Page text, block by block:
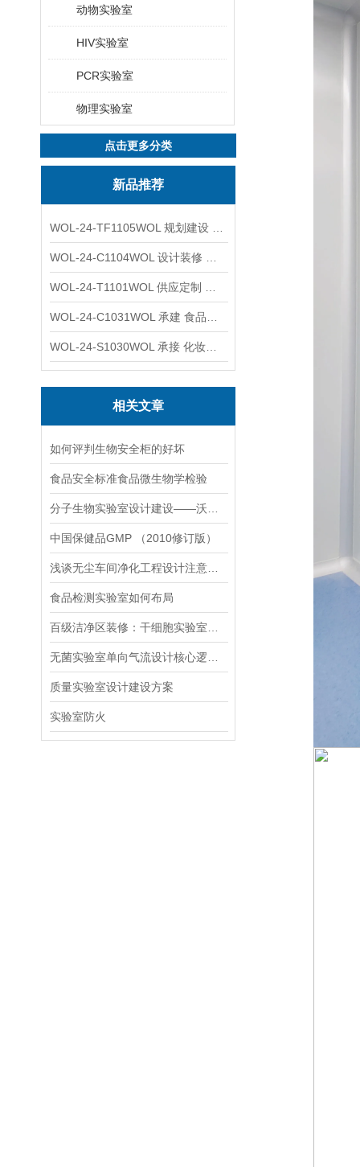
动物实验室
HIV实验室
PCR实验室
物理实验室
点击更多分类
新品推荐
相关文章
如何评判生物安全柜的好坏
食品安全标准食品微生物学检验
中国保健品GMP （2010修订版）
食品检测实验室如何布局
质量实验室设计建设方案
实验室防火